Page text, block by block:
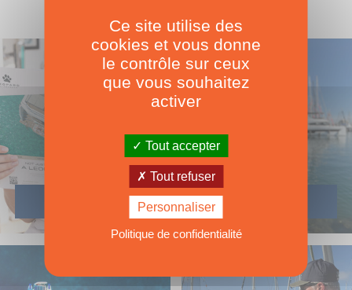
Ce site utilise des
cookies et vous donne
le contrôle sur ceux
que vous souhaitez
activer
Tout accepter
Tout refuser
Personnaliser
Politique de confidentialité